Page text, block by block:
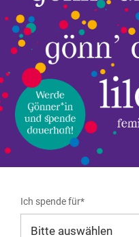
Ich spende für*